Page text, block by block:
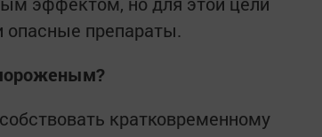
опасные препараты.
кратковременному